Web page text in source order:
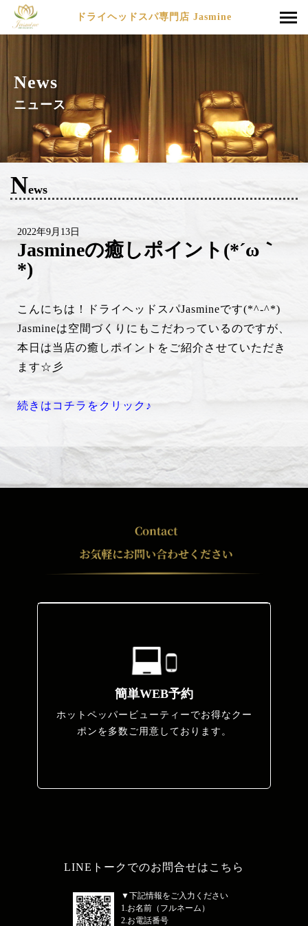
ドライヘッドスパ専門店 Jasmine
News
ニュース
News
2022年9月13日
Jasmineの癒しポイント(*´ω｀
*)
こんにちは！ドライヘッドスパJasmineです(*^-^*)
Jasmineは空間づくりにもこだわっているのですが、
本日は当店の癒しポイントをご紹介させていただき
ます☆彡
続きはコチラをクリック♪
簡単WEB予約
ホットペッパービューティーでお得なクー
ポンを多数ご用意しております。
LINEトークでのお問合せはこちら
▼下記情報をご入力ください
1.お名前（フルネーム）
2.お電話番号